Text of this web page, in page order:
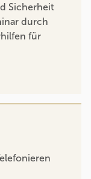
Sicherheit
durch
für